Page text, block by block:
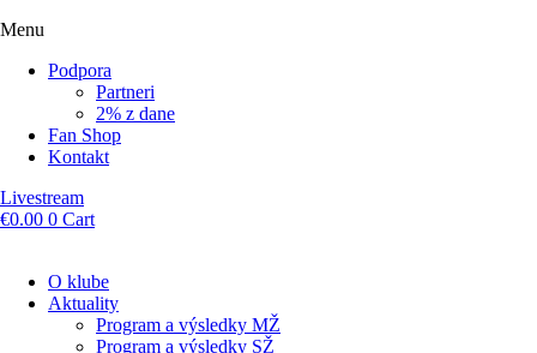
Menu
Podpora
Partneri
2% z dane
Fan Shop
Kontakt
Livestream
€0.00 0 Cart
O klube
Aktuality
Program a výsledky MŽ
Program a výsledky SŽ